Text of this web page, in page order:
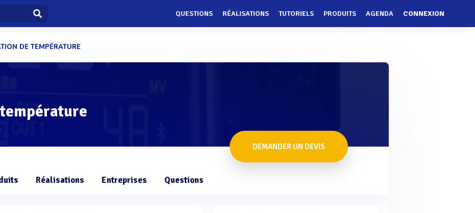
QUESTIONS RÉALISATIONS TUTORIELS PRODUITS AGENDA CONNEXION
DE TEMPÉRATURE
DEMANDER UN DEVIS
Réalisations Entreprises Questions